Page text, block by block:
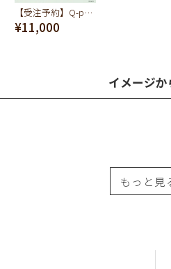
【受注予約】Q-pot. ちいかわ パートドゥフリュイ ネックレス(ハチワレ)
¥11,000
イメージか
もっと見